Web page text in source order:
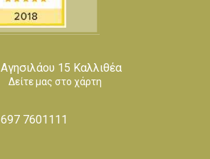
Αγησιλάου 15 Καλλιθέα
Δείτε μας στο χάρτη
697 7601111